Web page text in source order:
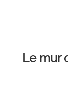
Le mur